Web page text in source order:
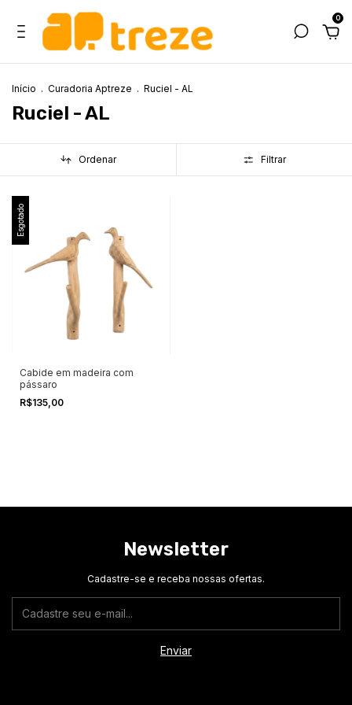
0
Início . Curadoria Aptreze . Ruciel - AL
Ruciel - AL
Ordenar Filtrar
Esgotado
Cabide em madeira com
pássaro
R$135,00
Newsletter
Cadastre-se e receba nossas ofertas.